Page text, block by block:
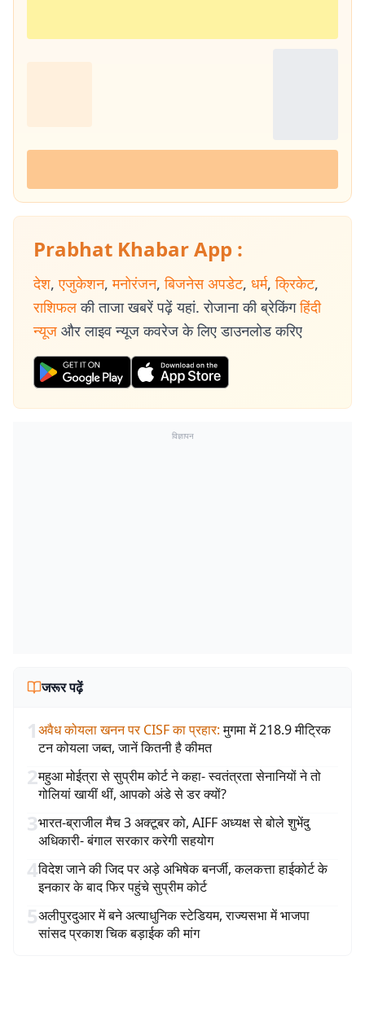
Prabhat Khabar App :
देश, एजुकेशन, मनोरंजन, बिजनेस अपडेट, धर्म, क्रिकेट,
राशिफल की ताजा खबरें पढ़ें यहां. रोजाना की ब्रेकिंग हिंदी
न्यूज और लाइव न्यूज कवरेज के लिए डाउनलोड करिए
विज्ञापन
जरूर पढ़ें
1अवैध कोयला खनन पर CISF का प्रहार: मुगमा में 218.9 मीट्रिक
टन कोयला जब्त, जानें कितनी है कीमत
2महुआ मोईत्रा से सुप्रीम कोर्ट ने कहा- स्वतंत्रता सेनानियों ने तो
गोलियां खायीं थीं, आपको अंडे से डर क्यों?
3भारत-ब्राजील मैच 3 अक्टूबर को, AIFF अध्यक्ष से बोले शुभेंदु
अधिकारी- बंगाल सरकार करेगी सहयोग
4विदेश जाने की जिद पर अड़े अभिषेक बनर्जी, कलकत्ता हाईकोर्ट के
इनकार के बाद फिर पहुंचे सुप्रीम कोर्ट
5अलीपुरदुआर में बने अत्याधुनिक स्टेडियम, राज्यसभा में भाजपा
सांसद प्रकाश चिक बड़ाईक की मांग